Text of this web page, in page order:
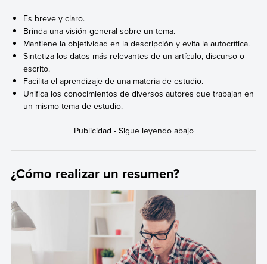
Es breve y claro.
Brinda una visión general sobre un tema.
Mantiene la objetividad en ladescripción y evita la autocrítica.
Sintetiza los datos más relevantes de un artículo,discurso o
escrito.
Facilita el aprendizaje de una materia de estudio.
Unifica losconocimientos de diversos autores que trabajan en
un mismo tema de estudio.
¿Cómo realizar un resumen?